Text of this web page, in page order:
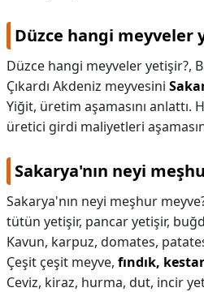
Düzce hangi meyveler
Düzce hangi meyveler yetişir?,
Çıkardı Akdeniz meyvesini
Yiğit, üretim aşamasını anlattı.
üretici girdi maliyetleri
Sakarya'nın neyi
Sakarya'nın neyi meşhur
tütün yetişir, pancar yetişir,
Kavun, karpuz, domates,
Çeşit çeşit meyve, fındık,
Ceviz, kiraz, hurma, dut, incir